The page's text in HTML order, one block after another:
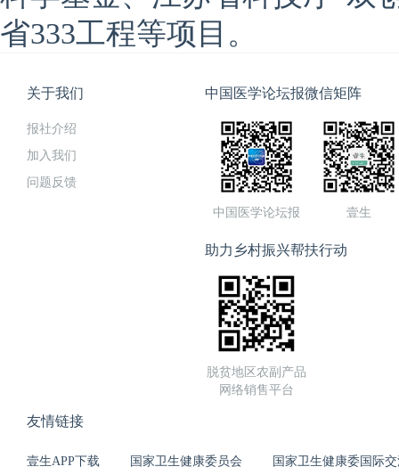
省333工程等项目。
关于我们
报社介绍
加入我们
问题反馈
中国医学论坛报微信矩阵
中国医学论坛报 壹生
助力乡村振兴帮扶行动
脱贫地区农副产品
网络销售平台
友情链接
壹生APP下载 国家卫生健康委员会 国家卫生健康委国际